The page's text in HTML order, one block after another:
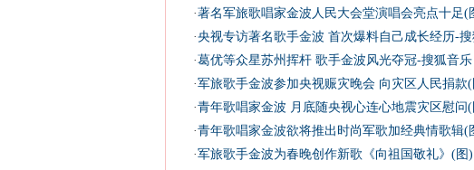
·著名军旅歌唱家金波人民大会堂演唱会亮点十足(
·央视专访著名歌手金波 首次爆料自己成长经历-搜
·葛优等众星苏州挥杆 歌手金波风光夺冠-搜狐音乐
·军旅歌手金波参加央视赈灾晚会 向灾区人民捐款(
·青年歌唱家金波 月底随央视心连心地震灾区慰问(
·青年歌唱家金波欲将推出时尚军歌加经典情歌辑(
·军旅歌手金波为春晚创作新歌《向祖国敬礼》(图)